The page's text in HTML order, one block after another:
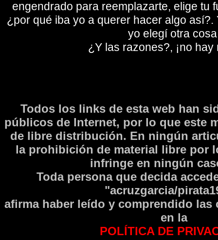
engendrado para reemplazarte, elige tu
¿por qué iba yo a querer hacer algo así?.
yo elegí otra
¿Y las razones?, ¡no hay
Todos los links de esta web han
públicos de Internet, por lo que este
de libre distribución. En ningún
la prohibición de material libre por
infringe en ningún
Toda persona que decida
"acruzgarcia/
afirma haber leí­do y comprendido las
en la
POLÍTICA DE